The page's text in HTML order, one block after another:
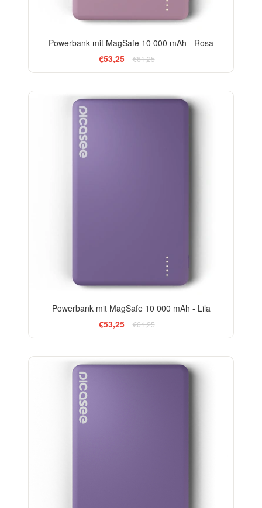
Powerbank mit MagSafe 10 000 mAh - Rosa
€53,25
€61,25
Powerbank mit MagSafe 10 000 mAh - Lila
€53,25
€61,25